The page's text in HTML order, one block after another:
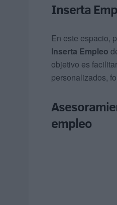
Inserta
En este espacio,
Inserta Empleo
objetivo es
personalizados,
empleo